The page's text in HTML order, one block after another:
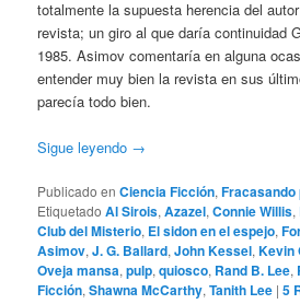
totalmente la supuesta herencia del
revista; un giro al que daría continuidad
1985. Asimov comentaría en alguna
entender muy bien la revista en sus
parecía todo bien.
Sigue leyendo →
Publicado en Ciencia Ficción,
Etiquetado Al Sirois,Azazel,Connie Willis,
Club del Misterio, El sidon en el espejo,
Asimov,J. G. Ballard,John Kessel,Kevin
Oveja mansa,pulp,quiosco, Rand B. Lee,
Ficción,Shawna McCarthy,Tanith Lee |5